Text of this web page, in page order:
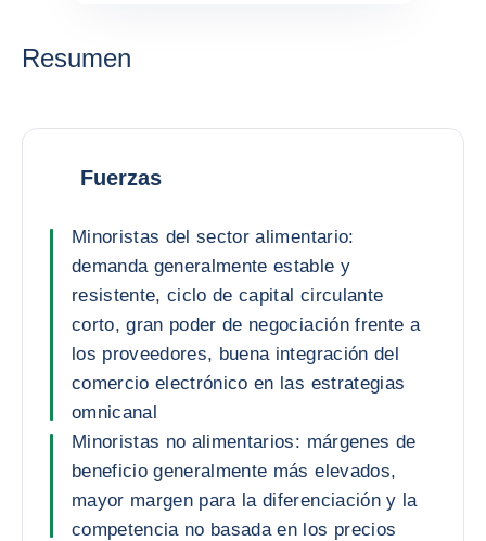
Resumen
Fuerzas
Minoristas del sector alimentario:
demanda generalmente estable y
resistente, ciclo de capital circulante
corto, gran poder de negociación frente a
los proveedores, buena integración del
comercio electrónico en las estrategias
omnicanal
Minoristas no alimentarios: márgenes de
beneficio generalmente más elevados,
mayor margen para la diferenciación y la
competencia no basada en los precios